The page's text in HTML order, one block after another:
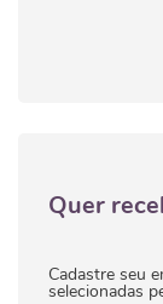
Quer
Cadastre seu
selecionadas